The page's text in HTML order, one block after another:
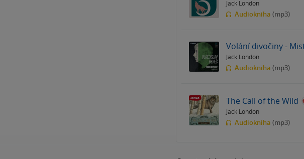
Jack London
Audiokniha (mp3)
Volání divočiny -
Jack London
Audiokniha (mp3)
The Call of the Wild
Jack London
Audiokniha (mp3)